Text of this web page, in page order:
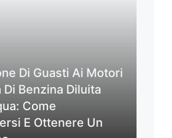
Di Guasti Ai Motori
Di Benzina Diluita
Come
E Ottenere Un